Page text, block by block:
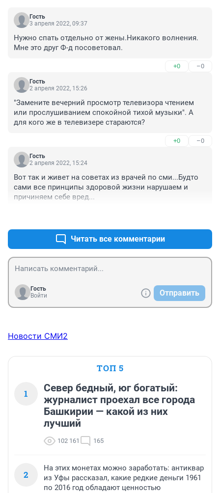
Гость
3 апреля 2022, 09:37
Нужно спать отдельно от жены.Никакого волнения.
Мне это друг Ф-д посоветовал.
+0 –0
Гость
2 апреля 2022, 15:26
"Замените вечерний просмотр телевизора чтением
или прослушиванием спокойной тихой музыки". А
для кого же в телевизере стараются?
+0 –0
Гость
2 апреля 2022, 15:24
Вот так и живет на советах из врачей по сми...Будто
сами все принципы здоровой жизни нарушаем и
причиняем себе вред...
Читать все комментарии
Гость
Войти
Отправить
Новости СМИ2
ТОП 5
1
Север бедный, юг богатый:
журналист проехал все города
Башкирии — какой из них
лучший
102 161 165
2
На этих монетах можно заработать: антиквар
из Уфы рассказал, какие редкие деньги 1961
по 2016 год обладают ценностью